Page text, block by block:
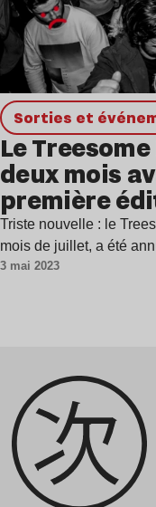
Sorties et
Le
deux mois
première
Triste nouvelle : le
mois de juillet, a été
3 mai 2023